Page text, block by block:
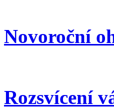
Novoroční
Rozsvícení